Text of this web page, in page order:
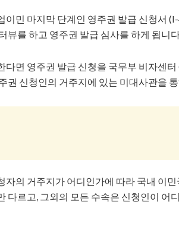
이민 마지막 단계인 영주권 발급 신청서
뷰를 하고 영주권 발급 심사를 하게 됩니
면 영주권 발급 신청을 국무부 비자센
권 신청인의 거주지에 있는 미대사관을
자의 거주지가 어디인가에 따라 국내 이
다르고, 그외의 모든 수속은 신청인이 어